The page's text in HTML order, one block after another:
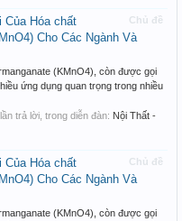
Chủ đề
Của Hóa chất
Cho Các Ngành Và
(KMnO4), còn được gọi
ứng dụng quan trọng trong nhiều
lần trả lời, trong diễn đàn: Nội Thất -
Chủ đề
Của Hóa chất
Cho Các Ngành Và
(KMnO4), còn được gọi